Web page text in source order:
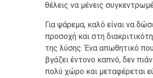
θέλεις να μένεις
Για ψάρεμα, καλό είναι να
προσοχή και στη
της λύσης. Ένα απωθητικό
βγάζει έντονο καπνό, δεν
πολύ χώρο και μεταφέρεται